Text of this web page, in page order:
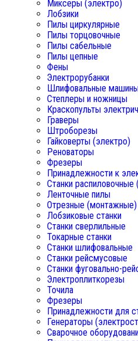
Миксеры (электро)
Лобзики
Пилы циркулярные
Пилы торцовочные
Пилы сабельные
Пилы цепные
Фены
Электрорубанки
Шлифовальные
Степлеры и ножницы
Краскопульты
Граверы
Штроборезы
Гайковерты (электро)
Реноваторы
Фрезеры
Принадлежности к
Станки распиловочные
Ленточные пилы
Отрезные
Лобзиковые станки
Станки сверлильные
Токарные станки
Станки шлифовальные
Станки рейсмусовые
Станки фуговально-
Электроплиткорезы
Точила
Фрезеры
Принадлежности для
Генераторы
Сварочное